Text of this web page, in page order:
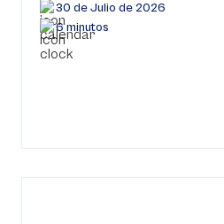
30 de Julio de 2026
6 minutos